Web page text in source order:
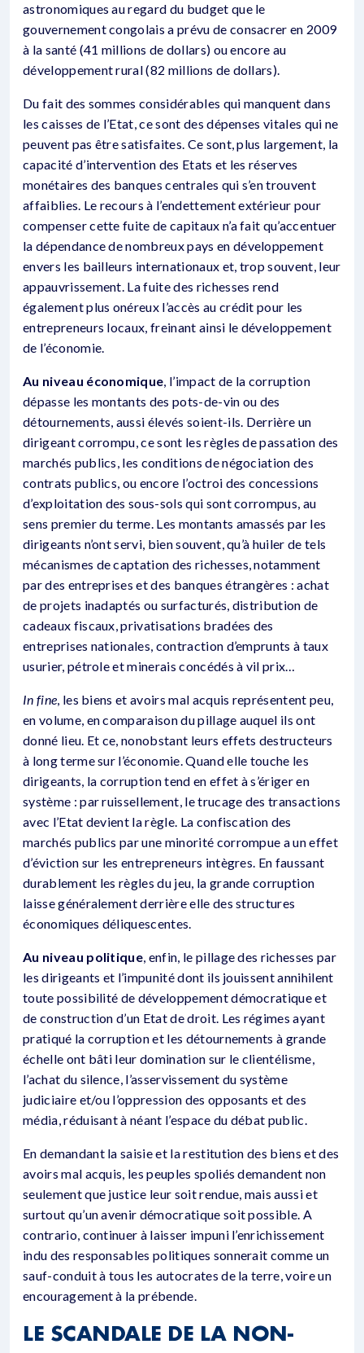
astronomiques au regard du budget que le
gouvernement congolais a prévu de consacrer en 2009
à la santé (41 millions de dollars) ou encore au
développement rural (82 millions de dollars).
Du fait des sommes considérables qui manquent dans
les caisses de l’Etat, ce sont des dépenses vitales qui ne
peuvent pas être satisfaites. Ce sont, plus largement, la
capacité d’intervention des Etats et les réserves
monétaires des banques centrales qui s’en trouvent
affaiblies. Le recours à l’endettement extérieur pour
compenser cette fuite de capitaux n’a fait qu’accentuer
la dépendance de nombreux pays en développement
envers les bailleurs internationaux et, trop souvent, leur
appauvrissement. La fuite des richesses rend
également plus onéreux l’accès au crédit pour les
entrepreneurs locaux, freinant ainsi le développement
de l’économie.
Au niveau économique, l’impact de la corruption
dépasse les montants des pots-de-vin ou des
détournements, aussi élevés soient-ils. Derrière un
dirigeant corrompu, ce sont les règles de passation des
marchés publics, les conditions de négociation des
contrats publics, ou encore l’octroi des concessions
d’exploitation des sous-sols qui sont corrompus, au
sens premier du terme. Les montants amassés par les
dirigeants n’ont servi, bien souvent, qu’à huiler de tels
mécanismes de captation des richesses, notamment
par des entreprises et des banques étrangères : achat
de projets inadaptés ou surfacturés, distribution de
cadeaux fiscaux, privatisations bradées des
entreprises nationales, contraction d’emprunts à taux
usurier, pétrole et minerais concédés à vil prix…
In fine, les biens et avoirs mal acquis représentent peu,
en volume, en comparaison du pillage auquel ils ont
donné lieu. Et ce, nonobstant leurs effets destructeurs
à long terme sur l’économie. Quand elle touche les
dirigeants, la corruption tend en effet à s’ériger en
système : par ruissellement, le trucage des transactions
avec l’Etat devient la règle. La confiscation des
marchés publics par une minorité corrompue a un effet
d’éviction sur les entrepreneurs intègres. En faussant
durablement les règles du jeu, la grande corruption
laisse généralement derrière elle des structures
économiques déliquescentes.
Au niveau politique, enfin, le pillage des richesses par
les dirigeants et l’impunité dont ils jouissent annihilent
toute possibilité de développement démocratique et
de construction d’un Etat de droit. Les régimes ayant
pratiqué la corruption et les détournements à grande
échelle ont bâti leur domination sur le clientélisme,
l’achat du silence, l’asservissement du système
judiciaire et/ou l’oppression des opposants et des
média, réduisant à néant l’espace du débat public.
En demandant la saisie et la restitution des biens et des
avoirs mal acquis, les peuples spoliés demandent non
seulement que justice leur soit rendue, mais aussi et
surtout qu’un avenir démocratique soit possible. A
contrario, continuer à laisser impuni l’enrichissement
indu des responsables politiques sonnerait comme un
sauf-conduit à tous les autocrates de la terre, voire un
encouragement à la prébende.
LE SCANDALE DE LA NON-